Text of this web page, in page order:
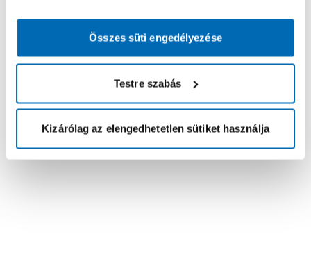
Összes süti engedélyezése
Testre szabás
Kizárólag az elengedhetetlen sütiket használja